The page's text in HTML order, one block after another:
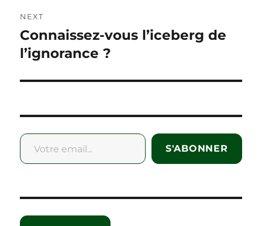
NEXT
Next
post:
Connaissez-vous l’iceberg de
l’ignorance ?
Votre email...
S'ABONNER